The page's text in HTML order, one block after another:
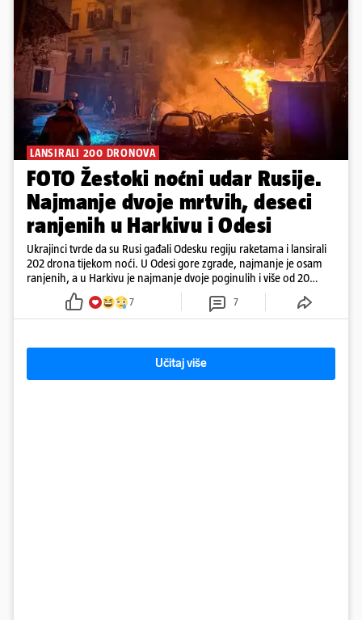
LANSIRALI 200 DRONOVA
FOTO Žestoki noćni udar Rusije.
Najmanje dvoje mrtvih, deseci
ranjenih u Harkivu i Odesi
Ukrajinci tvrde da su Rusi gađali Odesku regiju raketama i lansirali
202 drona tijekom noći. U Odesi gore zgrade, najmanje je osam
ranjenih, a u Harkivu je najmanje dvoje poginulih i više od 20
ranjenih. Jedan projektil raznio je nekoliko katova zgrade.
7 7
Učitaj više